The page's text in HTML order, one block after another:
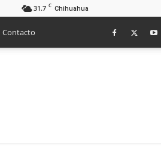
31.7 C Chihuahua
Contacto